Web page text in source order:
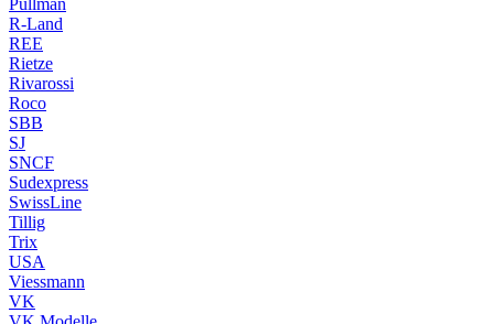
Pullman
R-Land
REE
Rietze
Rivarossi
Roco
SBB
SJ
SNCF
Sudexpress
SwissLine
Tillig
Trix
USA
Viessmann
VK